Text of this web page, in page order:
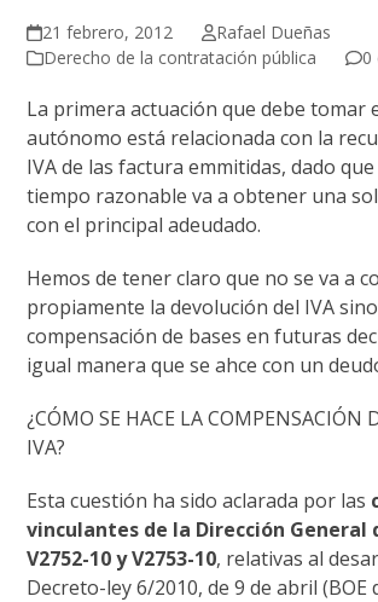
21 febrero, 2012
Rafael Dueñas
Derecho de la contratación pública
0
La primera actuación que debe tomar
autónomo está relacionada con la
IVA de las factura emmitidas, dado
tiempo razonable va a obtener una
con el principal adeudado.
Hemos de tener claro que no se va a
propiamente la devolución del IVA
compensación de bases en futuras
igual manera que se ahce con un
¿CÓMO SE HACE LA COMPENSACIÓN
IVA?
Esta cuestión ha sido aclarada por las
vinculantes de la Dirección General
V2752-10 y V2753-10, relativas al
Decreto-ley 6/2010, de 9 de abril (BOE